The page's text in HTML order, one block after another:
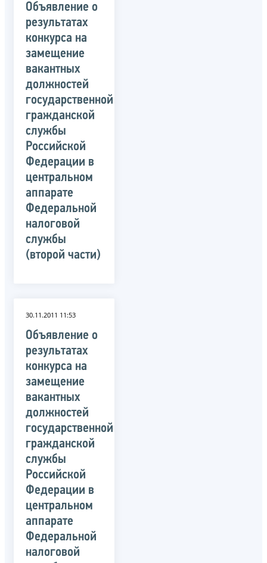
Объявление о
результатах
конкурса на
замещение
вакантных
должностей
государственной
гражданской
службы
Российской
Федерации в
центральном
аппарате
Федеральной
налоговой
службы
(второй части)
30.11.2011 11:53
Объявление о
результатах
конкурса на
замещение
вакантных
должностей
государственной
гражданской
службы
Российской
Федерации в
центральном
аппарате
Федеральной
налоговой